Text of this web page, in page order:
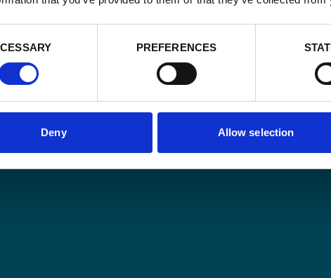
PREFERENCES
Deny Allow selection
tendances en matière de